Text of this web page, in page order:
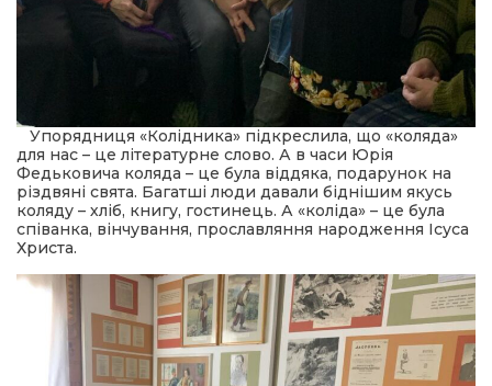
Упорядниця «Колідника» підкреслила, що «коляда»
для нас – це літературне слово. А в часи Юрія
Федьковича коляда – це була віддяка, подарунок на
різдвяні свята. Багатші люди давали біднішим якусь
коляду – хліб, книгу, гостинець. А «коліда» – це була
співанка, вінчування, прославляння народження Ісуса
Христа.